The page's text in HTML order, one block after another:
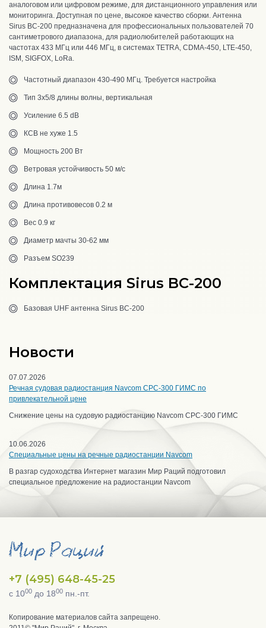
аналоговом или цифровом режиме, для дистанционного управления или
мониторинга. Доступная по цене, высокое качество сборки. Антенна
Sirus BC-200 предназначена для профессиональных пользователей 70
сантиметрового диапазона, для радиолюбителей работающих на
частотах 433 МГц или 446 МГц, в системах TETRA, CDMA-450, LTE-450,
ISM, SIGFOX, LoRa.
Частотный диапазон 430-490 МГц. Требуется настройка
Тип 3х5/8 длины волны, вертикальная
Усиление 6.5 dB
КСВ не хуже 1.5
Мощность 200 Вт
Ветровая устойчивость 50 м/с
Длина 1.7м
Длина противовесов 0.2 м
Вес 0.9 кг
Диаметр мачты 30-62 мм
Разъем SO239
Комплектация Sirus BC-200
Базовая UHF антенна Sirus BC-200
Новости
07.07.2026
Речная судовая радиостанция Navcom CPC-300 ГИМС по
привлекательной цене
Снижение цены на судовую радиостанцию Navcom CPC-300 ГИМС
10.06.2026
Специальные цены на речные радиостанции Navcom
В разгар судоходства Интернет магазин Мир Раций подготовил
специальное предложение на радиостанции Navcom
+7 (495) 648-45-25
с 1000 до 1800 пн.-пт.
Копирование материалов сайта запрещено.